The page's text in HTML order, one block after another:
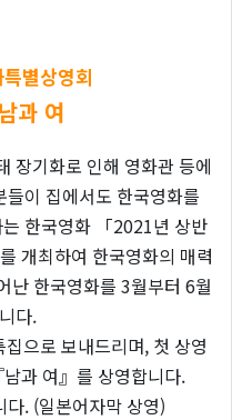
별상영회
과 여
장기화로 인해 영화관 등에
이 집에서도 한국영화를
한국영화 「2021년 상반
개최하여 한국영화의 매력
난 한국영화를 3월부터 6월
다.
으로 보내드리며, 첫 상영
과 여』를 상영합니다.
. (일본어자막 상영)